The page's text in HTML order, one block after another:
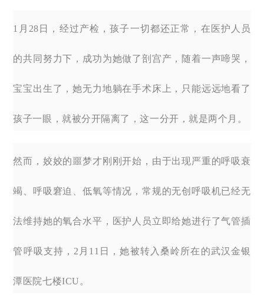
1月28日，经过产检，孩子一切都还正常，在医护人员
的共同努力下，成功为她做了剖宫产，随着一声啼哭，
宝宝出生了，她无力地躺在手术床上，只能远远地看了
孩子一眼，就被分开隔离了，这一分开，就是两个月。
然而，姣姣的噩梦才刚刚开始，由于出现严重的呼吸衰
竭、呼吸窘迫、低氧等情况，常规的无创呼吸机已经无
法维持她的氧合水平，医护人员立即给她进行了气管插
管呼吸支持，2月11日，她被转入桑岭所在的武汉金银
潭医院七楼ICU。